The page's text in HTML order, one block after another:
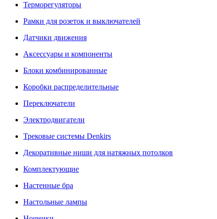
Терморегуляторы
Рамки для розеток и выключателей
Датчики движения
Аксессуары и компоненты
Блоки комбинированные
Коробки распределительные
Переключатели
Электродвигатели
Трековые системы Denkirs
Декоративные ниши для натяжных потолков
Комплектующие
Настенные бра
Настольные лампы